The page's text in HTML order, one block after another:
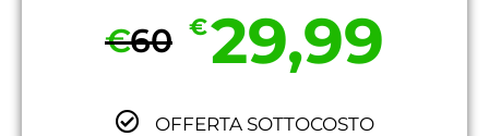
€60 €29,99
OFFERTA SOTTOCOSTO